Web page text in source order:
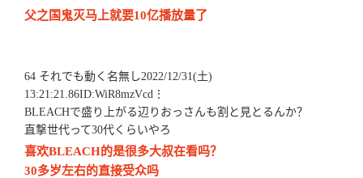
父之国鬼灭马上就要10亿播放量了
64 それでも動く名無し2022/12/31(土)
13:21:21.86ID:WiR8mzVcd⋮
BLEACHで盛り上がる辺りおっさんも割と見とるんか？
直撃世代って30代くらいやろ
喜欢BLEACH的是很多大叔在看吗？
30多岁左右的直接受众吗